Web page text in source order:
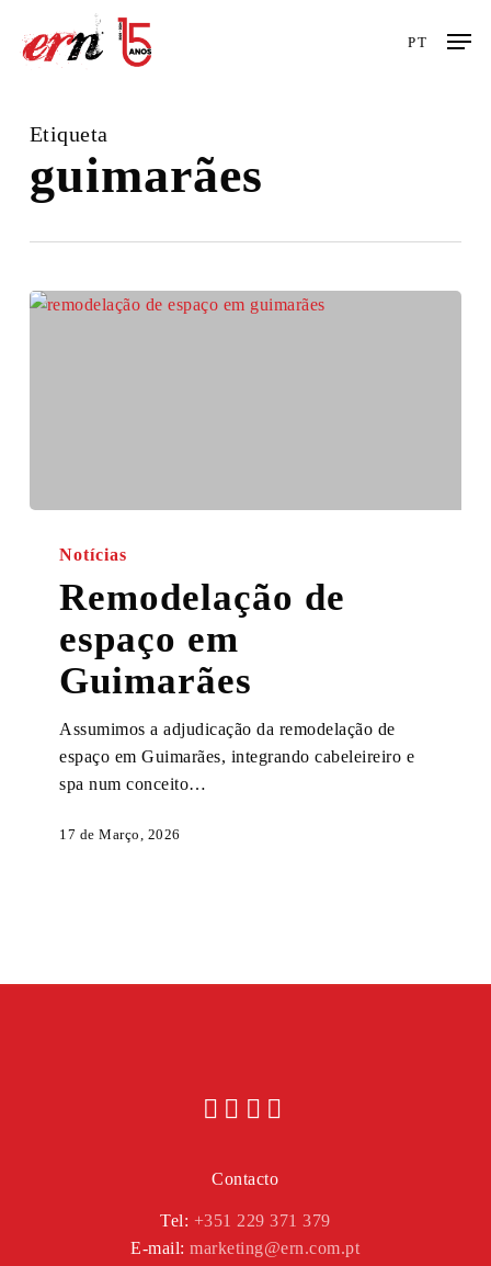
main
PT
Etiqueta
guimarães
Guimarães
Notícias
Remodelação de
espaço em
Guimarães
Assumimos a adjudicação da remodelação de
espaço em Guimarães, integrando cabeleireiro e
spa num conceito…
17 de Março, 2026
Contacto
Tel: +351 229 371 379
E-mail:marketing@ern.com.pt